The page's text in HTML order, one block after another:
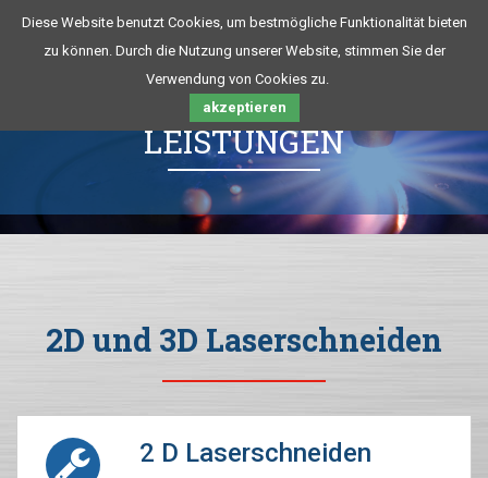
Diese Website benutzt Cookies, um bestmögliche Funktionalität bieten
zu können. Durch die Nutzung unserer Website, stimmen Sie der
Verwendung von Cookies zu.
akzeptieren
LEISTUNGEN
2D und 3D Laserschneiden
2 D Laserschneiden